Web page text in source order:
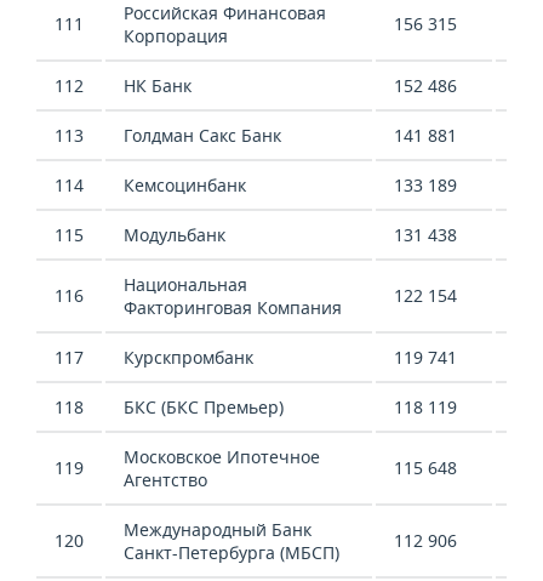
111
Российская Финансовая
Корпорация
156 315
112 НК Банк 152 486
113 Голдман Сакс Банк 141 881
114 Кемсоцинбанк 133 189
115 Модульбанк 131 438
116
Национальная
Факторинговая Компания
122 154
117 Курскпромбанк 119 741
118 БКС (БКС Премьер) 118 119
119
Московское Ипотечное
Агентство
115 648
120
Международный Банк
Санкт-Петербурга (МБСП)
112 906